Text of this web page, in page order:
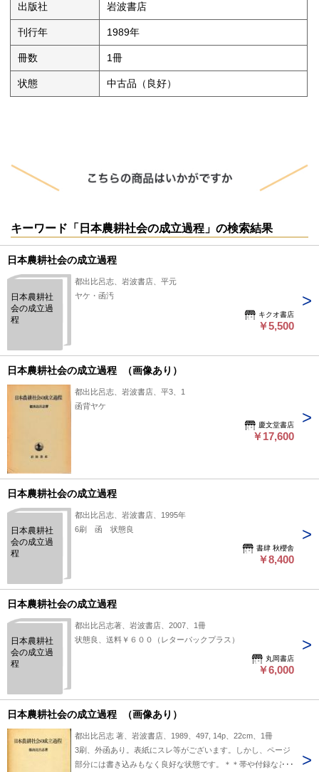
出版社 岩波書店
刊行年 1989年
冊数 1冊
状態 中古品（良好）
キーワード「日本農耕社会の成立過程」の検索結果
日本農耕社会の成立過程
日本農耕社
会の成立過
程
都出比呂志、岩波書店、平元
ヤケ・函汚
キクオ書店
￥5,500
日本農耕社会の成立過程 （画像あり）
都出比呂志、岩波書店、平3、1
函背ヤケ
慶文堂書店
￥17,600
日本農耕社会の成立過程
日本農耕社
会の成立過
程
都出比呂志、岩波書店、1995年
6刷 函 状態良
書肆 秋櫻舎
￥8,400
日本農耕社会の成立過程
日本農耕社
会の成立過
程
都出比呂志著、岩波書店、2007、1冊
状態良、送料￥６００（レターパックプラス）
丸岡書店
￥6,000
日本農耕社会の成立過程 （画像あり）
都出比呂志 著、岩波書店、1989、497, 14p、22cm、1冊
3刷、外函あり。表紙にスレ等がございます。しかし、ページ
部分には書き込みもなく良好な状態です。＊＊帯や付録などの